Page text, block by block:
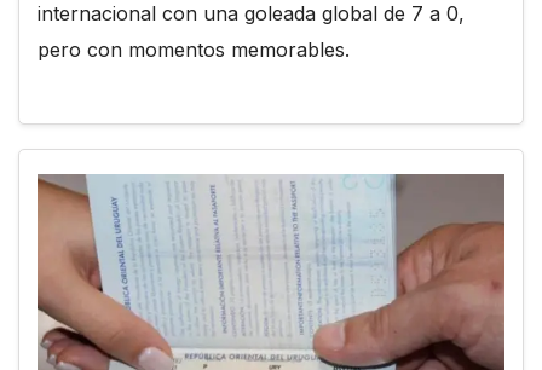
internacional con una goleada global de 7 a 0,
pero con momentos memorables.